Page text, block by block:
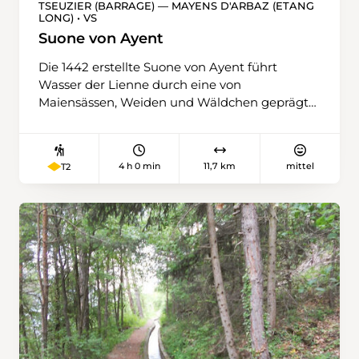
TSEUZIER (BARRAGE) — MAYENS D'ARBAZ (ETANG
LONG) • VS
Suone von Ayent
Die 1442 erstellte Suone von Ayent führt
Wasser der Lienne durch eine von
Maiensässen, Weiden und Wäldchen geprägte
traditionelle, teils durch Beregnung, und
mündet in den Weiher von Revouire. Alte
rekonstruiert, so zum Beispiel die
Kännelleitungen im Tale der Lienne, die
Holzkännel am Torrent-Croix, oder der
«Zwergendurchgang», der in luftiger Höhe an
einem schroffen Felsvorsprung vorbei führt.
T2 4 h 0 min 11,7 km mittel